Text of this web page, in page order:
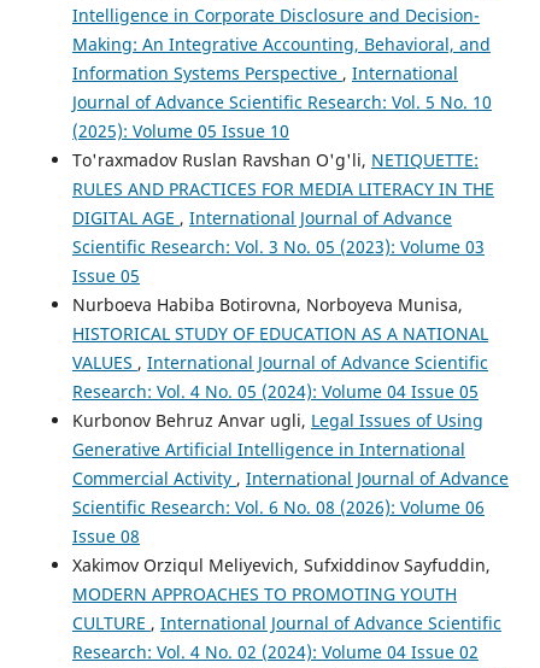
Intelligence in Corporate Disclosure and Decision-
Making: An Integrative Accounting, Behavioral, and
Information Systems Perspective , International
Journal of Advance Scientific Research: Vol. 5 No. 10
(2025): Volume 05 Issue 10
To'raxmadov Ruslan Ravshan O'g'li, NETIQUETTE:
RULES AND PRACTICES FOR MEDIA LITERACY IN THE
DIGITAL AGE , International Journal of Advance
Scientific Research: Vol. 3 No. 05 (2023): Volume 03
Issue 05
Nurboeva Habiba Botirovna, Norboyeva Munisa,
HISTORICAL STUDY OF EDUCATION AS A NATIONAL
VALUES , International Journal of Advance Scientific
Research: Vol. 4 No. 05 (2024): Volume 04 Issue 05
Kurbonov Behruz Anvar ugli, Legal Issues of Using
Generative Artificial Intelligence in International
Commercial Activity , International Journal of Advance
Scientific Research: Vol. 6 No. 08 (2026): Volume 06
Issue 08
Xakimov Orziqul Meliyevich, Sufxiddinov Sayfuddin,
MODERN APPROACHES TO PROMOTING YOUTH
CULTURE , International Journal of Advance Scientific
Research: Vol. 4 No. 02 (2024): Volume 04 Issue 02